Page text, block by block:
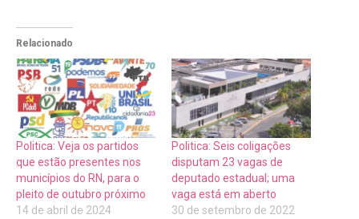
Relacionado
Politica: Veja os partidos
que estão presentes nos
municípios do RN, para o
pleito de outubro próximo
14 de abril de 2024
Politica: Seis coligações
disputam 23 vagas de
deputado estadual; uma
vaga está em aberto
30 de setembro de 2022